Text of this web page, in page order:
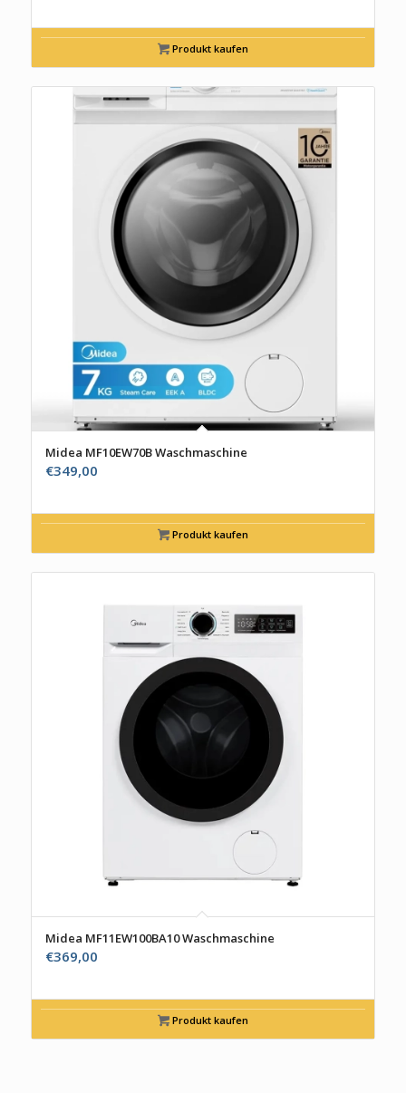
Produkt kaufen
Midea MF10EW70B Waschmaschine
€349,00
Produkt kaufen
Midea MF11EW100BA10 Waschmaschine
€369,00
Produkt kaufen